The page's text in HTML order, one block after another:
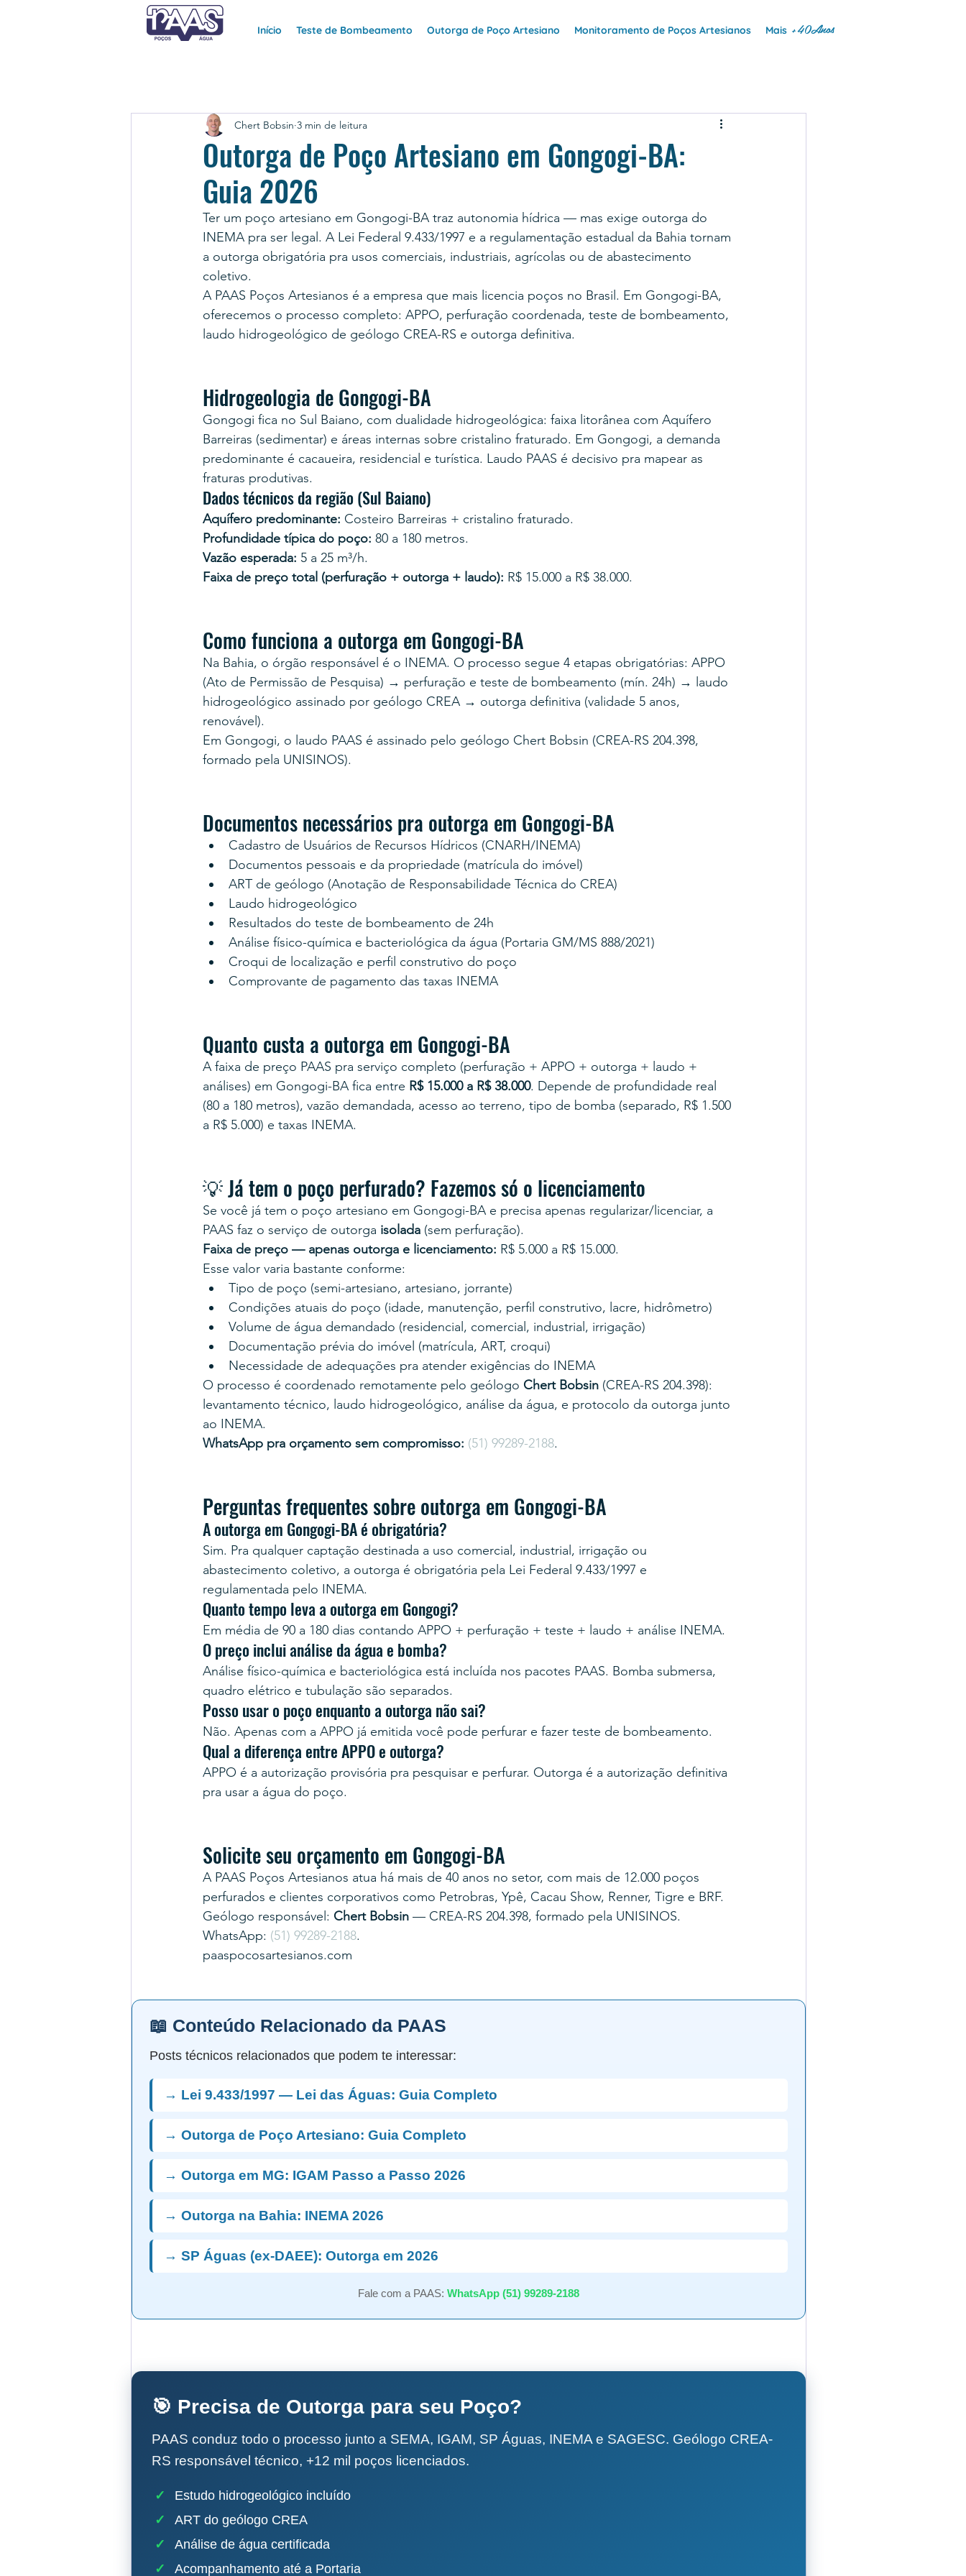
Início Teste de Bombeamento Outorga de Poço Artesiano Monitoramento de Poços Artesianos Mais +40Anos
Outorga de Poço Artesiano em Gongogi-BA:
Guia 2026
Chert Bobsin 3 min de leitura
Ter um poço artesiano em Gongogi-BA traz autonomia hídrica — mas exige outorga do
INEMA pra ser legal. A Lei Federal 9.433/1997 e a regulamentação estadual da Bahia tornam
a outorga obrigatória pra usos comerciais, industriais, agrícolas ou de abastecimento
coletivo.
A PAAS Poços Artesianos é a empresa que mais licencia poços no Brasil. Em Gongogi-BA,
oferecemos o processo completo: APPO, perfuração coordenada, teste de bombeamento,
laudo hidrogeológico de geólogo CREA-RS e outorga definitiva.
Hidrogeologia de Gongogi-BA
Gongogi fica no Sul Baiano, com dualidade hidrogeológica: faixa litorânea com Aquífero
Barreiras (sedimentar) e áreas internas sobre cristalino fraturado. Em Gongogi, a demanda
predominante é cacaueira, residencial e turística. Laudo PAAS é decisivo pra mapear as
fraturas produtivas.
Dados técnicos da região (Sul Baiano)
Aquífero predominante: Costeiro Barreiras + cristalino fraturado.
Profundidade típica do poço: 80 a 180 metros.
Vazão esperada: 5 a 25 m³/h.
Faixa de preço total (perfuração + outorga + laudo): R$ 15.000 a R$ 38.000.
Como funciona a outorga em Gongogi-BA
Na Bahia, o órgão responsável é o INEMA. O processo segue 4 etapas obrigatórias: APPO
(Ato de Permissão de Pesquisa) → perfuração e teste de bombeamento (mín. 24h) → laudo
hidrogeológico assinado por geólogo CREA → outorga definitiva (validade 5 anos,
renovável).
Em Gongogi, o laudo PAAS é assinado pelo geólogo Chert Bobsin (CREA-RS 204.398,
formado pela UNISINOS).
Documentos necessários pra outorga em Gongogi-BA
Cadastro de Usuários de Recursos Hídricos (CNARH/INEMA)
Documentos pessoais e da propriedade (matrícula do imóvel)
ART de geólogo (Anotação de Responsabilidade Técnica do CREA)
Laudo hidrogeológico
Resultados do teste de bombeamento de 24h
Análise físico-química e bacteriológica da água (Portaria GM/MS 888/2021)
Croqui de localização e perfil construtivo do poço
Comprovante de pagamento das taxas INEMA
Quanto custa a outorga em Gongogi-BA
A faixa de preço PAAS pra serviço completo (perfuração + APPO + outorga + laudo +
análises) em Gongogi-BA fica entre R$ 15.000 a R$ 38.000. Depende de profundidade real
(80 a 180 metros), vazão demandada, acesso ao terreno, tipo de bomba (separado, R$ 1.500
a R$ 5.000) e taxas INEMA.
💡 Já tem o poço perfurado? Fazemos só o licenciamento
Se você já tem o poço artesiano em Gongogi-BA e precisa apenas regularizar/licenciar, a
PAAS faz o serviço de outorga isolada (sem perfuração).
Faixa de preço — apenas outorga e licenciamento: R$ 5.000 a R$ 15.000.
Esse valor varia bastante conforme:
Tipo de poço (semi-artesiano, artesiano, jorrante)
Condições atuais do poço (idade, manutenção, perfil construtivo, lacre, hidrômetro)
Volume de água demandado (residencial, comercial, industrial, irrigação)
Documentação prévia do imóvel (matrícula, ART, croqui)
Necessidade de adequações pra atender exigências do INEMA
O processo é coordenado remotamente pelo geólogo Chert Bobsin (CREA-RS 204.398):
levantamento técnico, laudo hidrogeológico, análise da água, e protocolo da outorga junto
ao INEMA.
WhatsApp pra orçamento sem compromisso: (51) 99289-2188.
Perguntas frequentes sobre outorga em Gongogi-BA
A outorga em Gongogi-BA é obrigatória?
Sim. Pra qualquer captação destinada a uso comercial, industrial, irrigação ou
abastecimento coletivo, a outorga é obrigatória pela Lei Federal 9.433/1997 e
regulamentada pelo INEMA.
Quanto tempo leva a outorga em Gongogi?
Em média de 90 a 180 dias contando APPO + perfuração + teste + laudo + análise INEMA.
O preço inclui análise da água e bomba?
Análise físico-química e bacteriológica está incluída nos pacotes PAAS. Bomba submersa,
quadro elétrico e tubulação são separados.
Posso usar o poço enquanto a outorga não sai?
Não. Apenas com a APPO já emitida você pode perfurar e fazer teste de bombeamento.
Qual a diferença entre APPO e outorga?
APPO é a autorização provisória pra pesquisar e perfurar. Outorga é a autorização definitiva
pra usar a água do poço.
Solicite seu orçamento em Gongogi-BA
A PAAS Poços Artesianos atua há mais de 40 anos no setor, com mais de 12.000 poços
perfurados e clientes corporativos como Petrobras, Ypê, Cacau Show, Renner, Tigre e BRF.
Geólogo responsável: Chert Bobsin — CREA-RS 204.398, formado pela UNISINOS.
WhatsApp: (51) 99289-2188.
paaspocosartesianos.com
📖 Conteúdo Relacionado da PAAS
Posts técnicos relacionados que podem te interessar:
→ Lei 9.433/1997 — Lei das Águas: Guia Completo
→ Outorga de Poço Artesiano: Guia Completo
→ Outorga em MG: IGAM Passo a Passo 2026
→ Outorga na Bahia: INEMA 2026
→ SP Águas (ex-DAEE): Outorga em 2026
Fale com a PAAS: WhatsApp (51) 99289-2188
🎯 Precisa de Outorga para seu Poço?
PAAS conduz todo o processo junto a SEMA, IGAM, SP Águas, INEMA e SAGESC. Geólogo CREA-
RS responsável técnico, +12 mil poços licenciados.
✓
Estudo hidrogeológico incluído
✓
ART do geólogo CREA
✓
Análise de água certificada
✓
Acompanhamento até a Portaria